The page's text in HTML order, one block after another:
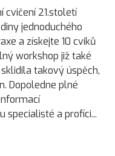
cvičení 21.století
jednoduchého
a získejte 10 cviků
workshop již také
takový úspěch,
Dopoledne plné
specialisté a profíci...